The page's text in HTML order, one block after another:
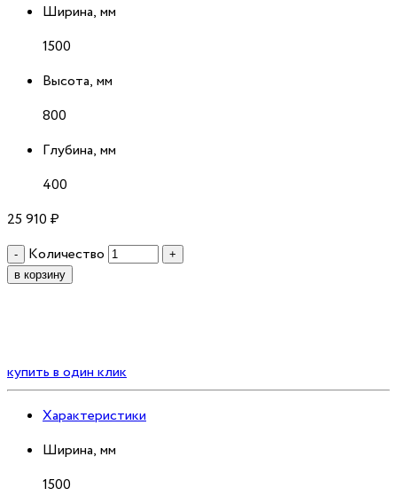
Ширина, мм
1500
Высота, мм
800
Глубина, мм
400
25 910 ₽
- Количество
+
в корзину
купить в один клик
Характеристики
Ширина, мм
1500